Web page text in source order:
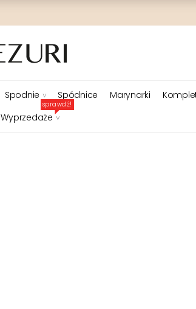
Spodnie Spódnice Marynarki
Wyprzedaże
sprawdź!